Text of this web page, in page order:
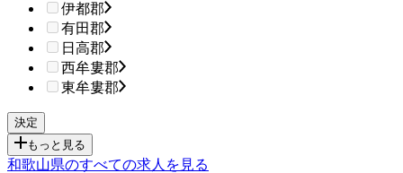
伊都郡
有田郡
日高郡
西牟婁郡
東牟婁郡
もっと見る
和歌山県のすべての求人を見る